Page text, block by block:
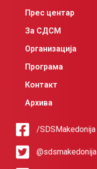
Прес центар
За СДСМ
Организација
Програма
Контакт
Архива
/SDSMakedonija
@sdsmakedonija